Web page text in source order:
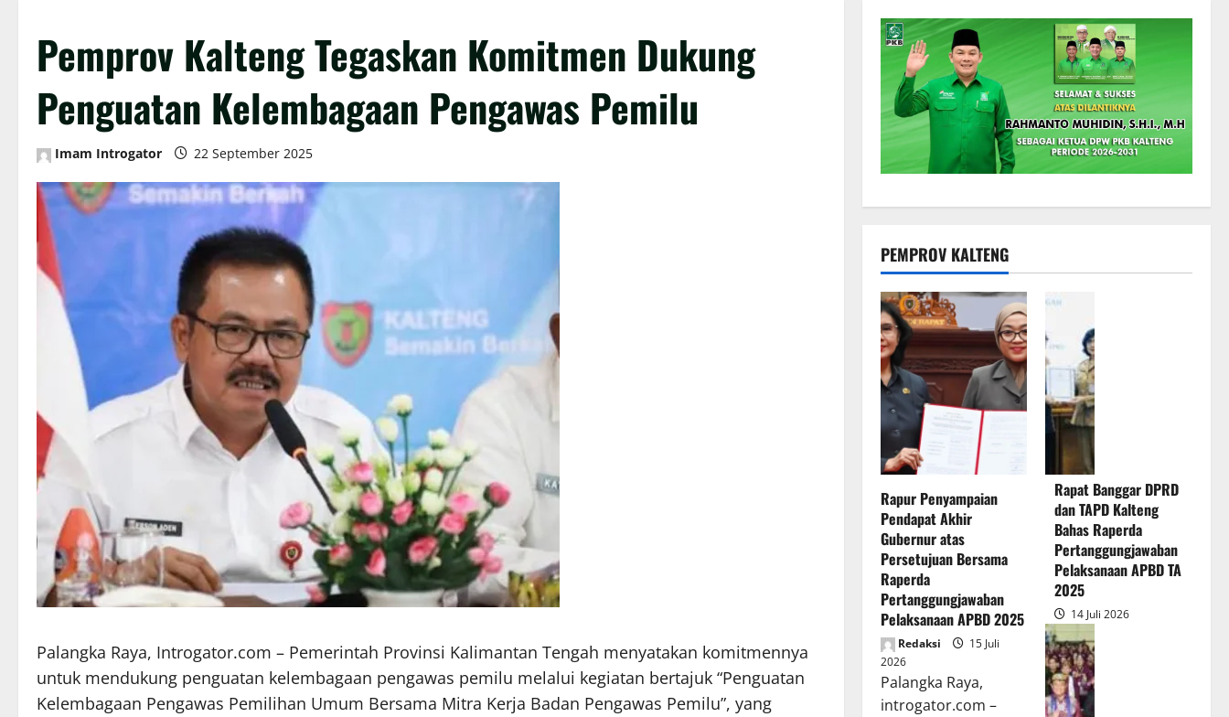
Pemprov Kalteng Tegaskan Komitmen Dukung
Penguatan Kelembagaan Pengawas Pemilu
Imam Introgator 22 September 2025
Palangka Raya, Introgator.com – Pemerintah Provinsi Kalimantan Tengah menyatakan komitmennya
untuk mendukung penguatan kelembagaan pengawas pemilu melalui kegiatan bertajuk “Penguatan
Kelembagaan Pengawas Pemilihan Umum Bersama Mitra Kerja Badan Pengawas Pemilu”, yang
PEMPROV KALTENG
Rapur Penyampaian
Pendapat Akhir
Gubernur atas
Persetujuan Bersama
Raperda
Pertanggungjawaban
Pelaksanaan APBD 2025
Redaksi
15 Juli
2026
Palangka Raya,
introgator.com –
Rapat Banggar DPRD
dan TAPD Kalteng
Bahas Raperda
Pertanggungjawaban
Pelaksanaan APBD TA
2025
14 Juli 2026